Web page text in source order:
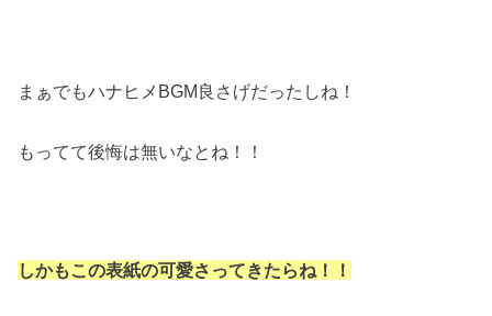
まぁでもハナヒメBGM良さげだったしね！
もってて後悔は無いなとね！！
しかもこの表紙の可愛さってきたらね！！